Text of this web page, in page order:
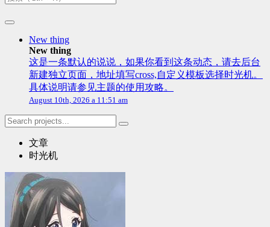
New thing
New thing
这是一条默认的说说，如果你看到这条动态，请去后台
新建独立页面，地址填写cross,自定义模板选择时光机。
具体说明请参见主题的使用攻略。
August 10th, 2026 a 11:51 am
文章
时光机